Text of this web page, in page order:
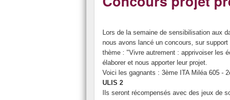
2024
2025
Lors de la semaine de sensibilisation aux
nous avons lancé un concours, sur
thème : "Vivre autrement : apprivoiser les
élaborer et nous apporter leur projet.
Voici les gagnants : 3ème ITA Miléa 605 -
ULIS 2
Ils seront récompensés avec des jeux de